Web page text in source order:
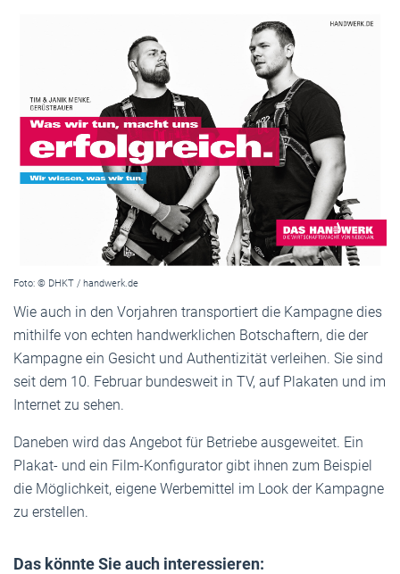
Foto: © DHKT / handwerk.de
Wie auch in den Vorjahren transportiert die Kampagne dies
mithilfe von echten handwerklichen Botschaftern, die der
Kampagne ein Gesicht und Authentizität verleihen. Sie sind
seit dem 10. Februar bundesweit in TV, auf Plakaten und im
Internet zu sehen.
Daneben wird das Angebot für Betriebe ausgeweitet. Ein
Plakat- und ein Film-Konfigurator gibt ihnen zum Beispiel
die Möglichkeit, eigene Werbemittel im Look der Kampagne
zu erstellen.
Das könnte Sie auch interessieren: